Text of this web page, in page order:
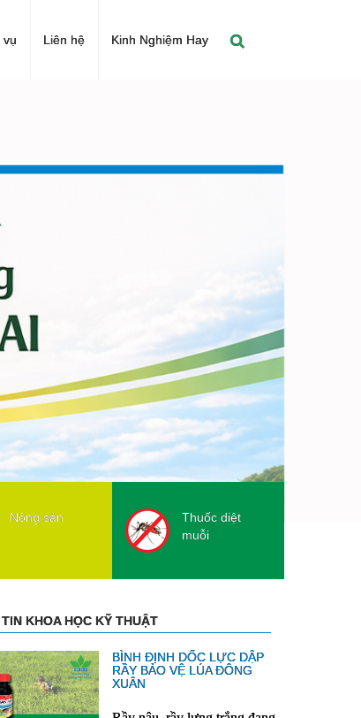
vụ Liên hệ Kinh Nghiệm Hay
Nông sản
Thuốc diệt
muỗi
KHOA HỌC KỸ THUẬT
BÌNH ĐỊNH DỐC LỰC DẬP
RẦY BẢO VỆ LÚA ĐÔNG
XUÂN